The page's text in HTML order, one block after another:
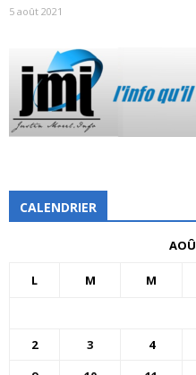
5 août 2021
CALENDRIER
L M M
2
3 4